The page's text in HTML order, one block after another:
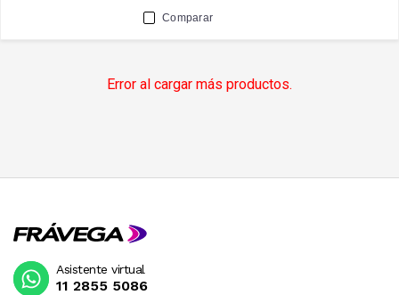
Comparar
Error al cargar más productos.
Asistente virtual
11 2855 5086